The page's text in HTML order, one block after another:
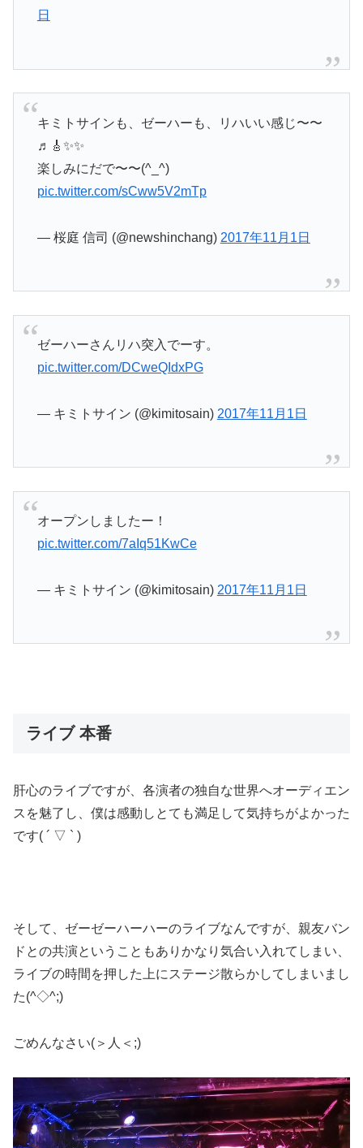
日
キミトサインも、ゼーハーも、リハいい感じ〜〜
♬🎸✨✨
楽しみにだで〜〜(^_^)
pic.twitter.com/sCww5V2mTp
— 桜庭 信司 (@newshinchang) 2017年11月1日
ゼーハーさんリハ突入でーす。
pic.twitter.com/DCweQIdxPG
— キミトサイン (@kimitosain) 2017年11月1日
オープンしましたー！
pic.twitter.com/7aIq51KwCe
— キミトサイン (@kimitosain) 2017年11月1日
ライブ 本番
肝心のライブですが、各演者の独自な世界へオーディエン
スを魅了し、僕は感動しとても満足して気持ちがよかった
です( ´ ▽ ` )
そして、ゼーゼーハーハーのライブなんですが、親友バン
ドとの共演ということもありかなり気合い入れてしまい、
ライブの時間を押した上にステージ散らかしてしまいまし
た(^◇^;)
ごめんなさい(＞人＜;)